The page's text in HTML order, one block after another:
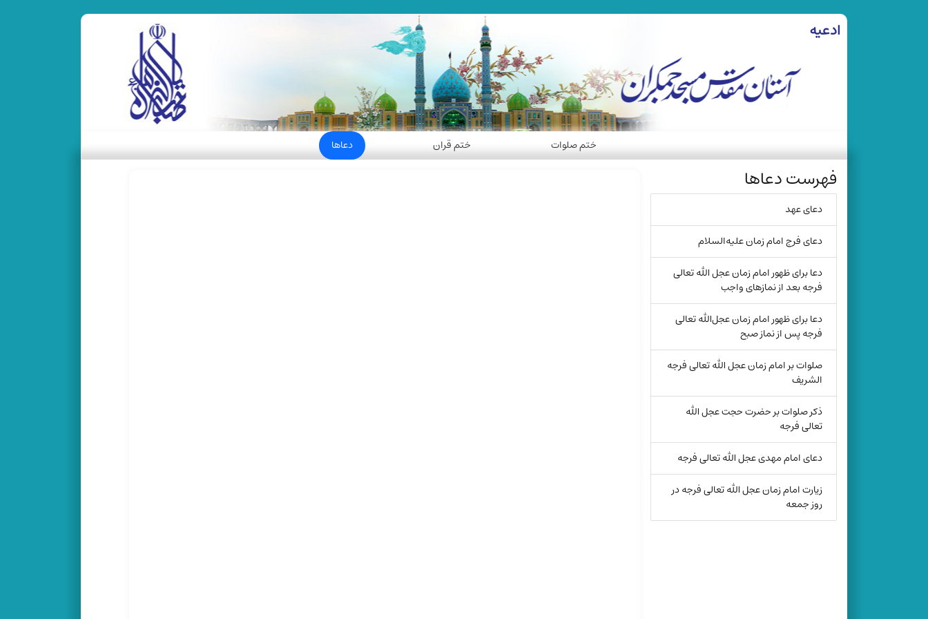
ادعیه
ختم صلوات ختم قران دعاها
فهرست دعاها
دعای عهد
دعای فرج امام زمان علیه‌السلام
دعا برای ظهور امام زمان عجل الله تعالی
فرجه بعد از نمازهای واجب
دعا برای ظهور امام زمان عجل‌الله تعالی
فرجه پس از نماز صبح
صلوات بر امام زمان عجل الله تعالی فرجه
الشریف
ذکر صلوات بر حضرت حجت عجل الله
تعالی فرجه
دعای امام مهدی عجل الله تعالی فرجه
زیارت امام زمان عجل الله تعالی فرجه در
روز جمعه